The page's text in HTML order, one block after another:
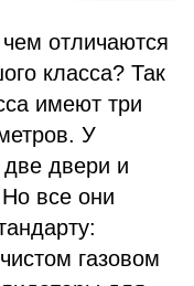
отличаются
класса? Так
имеют три
У
две двери и
все они
газовом